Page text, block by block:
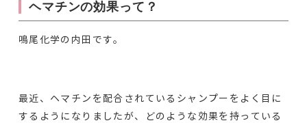
ヘマチンの効果って？
鳴尾化学の内田です。
最近、ヘマチンを配合されているシャンプーをよく目に
するようになりましたが、どのような効果を持っている